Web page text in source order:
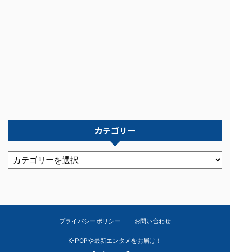
カテゴリー
プライバシーポリシー お問い合わせ
K-POPや最新エンタメをお届け！